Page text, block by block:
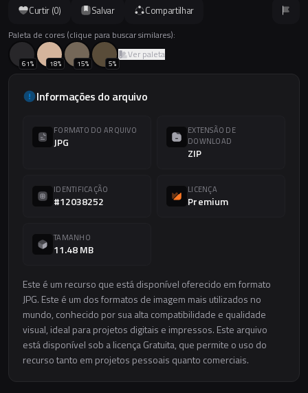
Curtir (0) Salvar Compartilhar
Paleta de cores (clique para buscar similares):
61% 18% 15% 5%
Ver paleta
Informações do arquivo
FORMATO DO ARQUIVO
JPG
EXTENSÃO DE
DOWNLOAD
ZIP
IDENTIFICAÇÃO
#12038252
LICENÇA
Premium
TAMANHO
11.48 MB
Este é um recurso que está disponível oferecido em formato
JPG. Este é um dos formatos de imagem mais utilizados no
mundo, conhecido por sua alta compatibilidade e qualidade
visual, ideal para projetos digitais e impressos. Este arquivo
está disponível sob a licença Gratuita, que permite o uso do
recurso tanto em projetos pessoais quanto comerciais.